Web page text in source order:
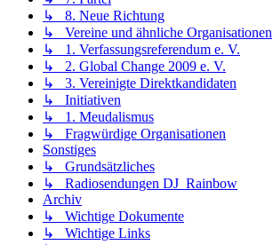
↳ 8. Neue Richtung
↳ Vereine und ähnliche Organisationen
↳ 1. Verfassungsreferendum e. V.
↳ 2. Global Change 2009 e. V.
↳ 3. Vereinigte Direktkandidaten
↳ Initiativen
↳ 1. Meudalismus
↳ Fragwürdige Organisationen
Sonstiges
↳ Grundsätzliches
↳ Radiosendungen DJ_Rainbow
Archiv
↳ Wichtige Dokumente
↳ Wichtige Links